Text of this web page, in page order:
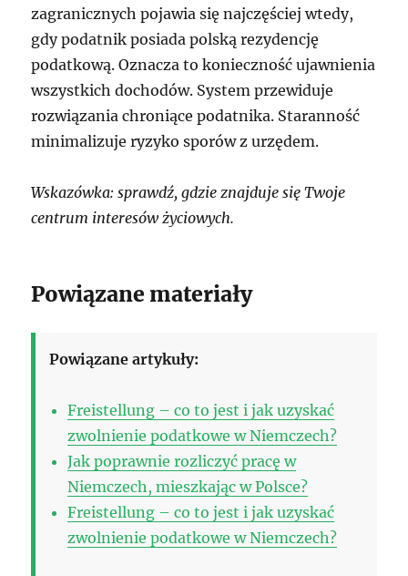
zagranicznych pojawia się najczęściej wtedy,
gdy podatnik posiada polską rezydencję
podatkową. Oznacza to konieczność ujawnienia
wszystkich dochodów. System przewiduje
rozwiązania chroniące podatnika. Staranność
minimalizuje ryzyko sporów z urzędem.
Wskazówka: sprawdź, gdzie znajduje się Twoje
centrum interesów życiowych.
Powiązane materiały
Powiązane artykuły:
Freistellung – co to jest i jak uzyskać
zwolnienie podatkowe w Niemczech?
Jak poprawnie rozliczyć pracę w
Niemczech, mieszkając w Polsce?
Freistellung – co to jest i jak uzyskać
zwolnienie podatkowe w Niemczech?